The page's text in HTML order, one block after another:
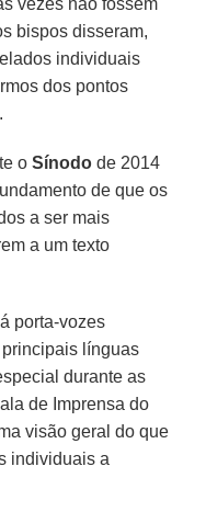
bispos disseram,
individuais
dos pontos
oSínodo de 2014
de que os
a ser mais
a um texto
porta-vozes
línguas
durante as
de Imprensa do
visão geral do que
individuais a